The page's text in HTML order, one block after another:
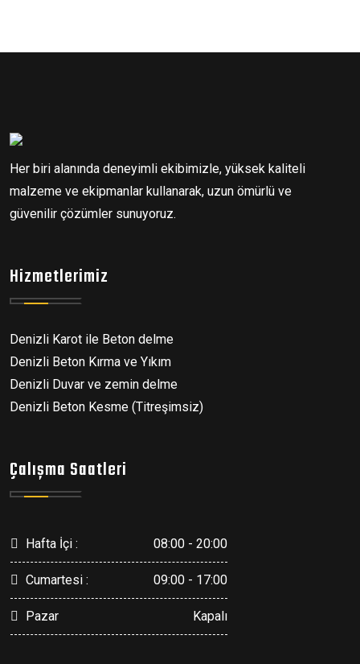
Her biri alanında deneyimli ekibimizle, yüksek kaliteli
malzeme ve ekipmanlar kullanarak, uzun ömürlü ve
güvenilir çözümler sunuyoruz.
Hizmetlerimiz
Denizli Karot ile Beton delme
Denizli Beton Kırma ve Yıkım
Denizli Duvar ve zemin delme
Denizli Beton Kesme (Titreşimsiz)
Çalışma Saatleri
Hafta İçi : 08:00 - 20:00
Cumartesi : 09:00 - 17:00
Pazar Kapalı